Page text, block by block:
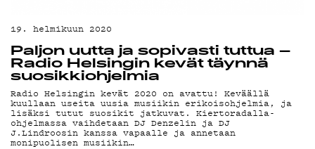
YSTÄVÄKLUBI
TIETOSUOJA
KIRJAUDU SISÄÄN
19. helmikuun 2020
Paljon uutta ja sopivasti tuttua –
Radio Helsingin kevät täynnä
suosikkiohjelmia
Radio Helsingin kevät 2020 on avattu! Keväällä
kuullaan useita uusia musiikin erikoisohjelmia, ja
lisäksi tutut suosikit jatkuvat. Kiertoradalla-
ohjelmassa vaihdetaan DJ Denzelin ja DJ
J.Lindroosin kanssa vapaalle ja annetaan
monipuolisen musiikin…